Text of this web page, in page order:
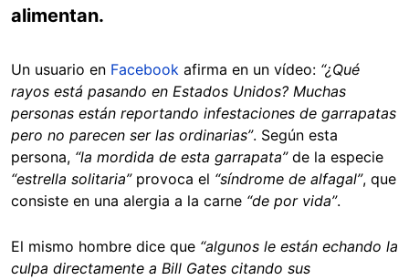
alimentan.
Un usuario en Facebook afirma en un vídeo: “¿Qué
rayos está pasando en Estados Unidos? Muchas
personas están reportando infestaciones de garrapatas
pero no parecen ser las ordinarias”. Según esta
persona, “la mordida de esta garrapata”de la especie
“estrella solitaria” provoca el “síndrome de alfagal”, que
consiste en una alergia a la carne “de por vida”.
El mismo hombre dice que “algunos le están echando la
culpa directamente a Bill Gates citando sus